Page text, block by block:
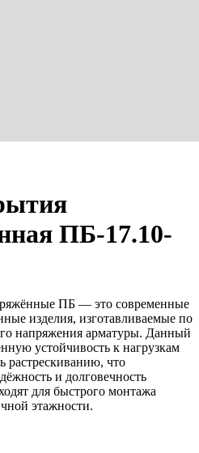
ПБ-17.10-
ПБ — это современные
изделия, изготавливаемые по
напряжения арматуры. Данный
устойчивость к нагрузкам
растрескиванию, что
и долговечность
для быстрого монтажа
этажности.